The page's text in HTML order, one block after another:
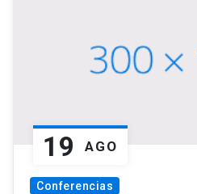
19 AGO
Conferencias